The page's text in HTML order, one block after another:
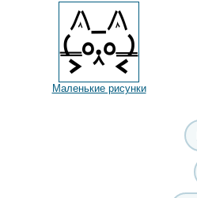
Маленькие рисунки